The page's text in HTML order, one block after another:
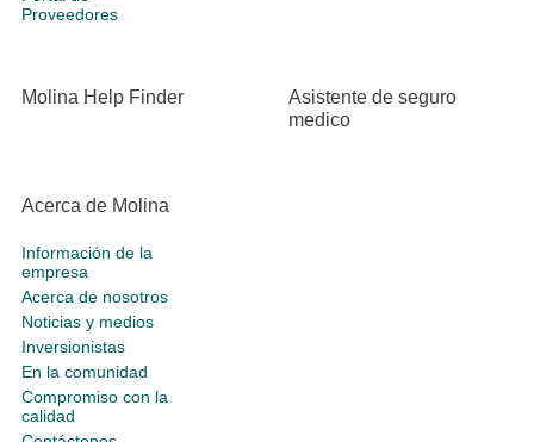
Proveedores
Molina Help Finder
Asistente de seguro
medico
Acerca de Molina
Información de la
empresa
Acerca de nosotros
Noticias y medios
Inversionistas
En la comunidad
Compromiso con la
calidad